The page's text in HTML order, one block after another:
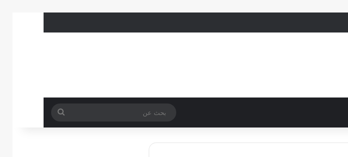
بحث
عن